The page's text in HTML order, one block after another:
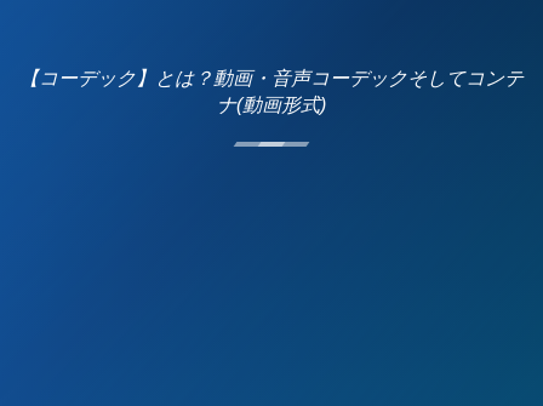
【コーデック】とは？動画・音声コーデックそしてコンテ
ナ(動画形式)